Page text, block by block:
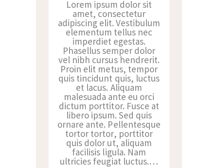
Lorem ipsum dolor sit
amet, consectetur
adipiscing elit. Vestibulum
elementum tellus nec
imperdiet egestas.
Phasellus semper dolor
vel nibh cursus hendrerit.
Proin elit metus, tempor
quis tincidunt quis, luctus
et lacus. Aliquam
malesuada ante eu orci
dictum porttitor. Fusce at
libero ipsum. Sed quis
ornare ante. Pellentesque
tortor tortor, porttitor
quis dolor ut, aliquam
facilisis ligula. Nam
ultricies feugiat luctus.…